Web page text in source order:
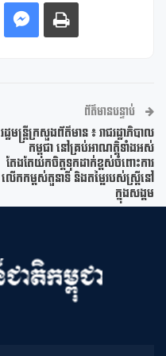
ព័ត៌មានបន្ទាប់
រដ្ឋមន្ត្រីក្រសួងព័ត៌មាន ៖ រាជរដ្ឋាភិបាល
កម្ពុជា នៅគ្រប់អាណត្តិទាំងអស់
តែងតែយកចិត្តទុកដាក់ខ្ពស់ចំពោះការ
លើកកម្ពស់តួនាទី និងតម្លៃរបស់ស្ត្រីនៅ
ក្នុងសង្គម